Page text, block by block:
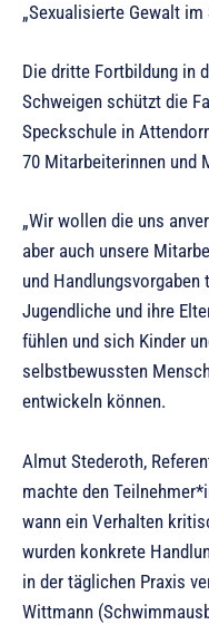
„Sexualisierte Gewalt im
Die dritte Fortbildung in
Schweigen schützt die
Speckschule in
70 Mitarbeiterinnen und
„Wir wollen die uns
aber auch unsere
und Handlungsvorgaben
Jugendliche und ihre
fühlen und sich Kinder
selbstbewussten
entwickeln können.
Almut Stederoth,
machte den
wann ein Verhalten
wurden konkrete
in der täglichen Praxis
Wittmann